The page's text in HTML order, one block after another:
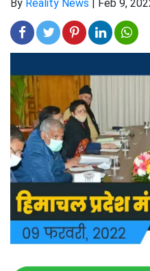
By Reality News | Feb 9,